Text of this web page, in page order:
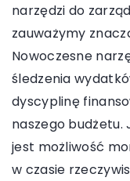
narzędzi do
zauważymy
Nowoczesne
śledzenia
dyscyplinę
naszego budżetu.
jest możliwość
w czasie